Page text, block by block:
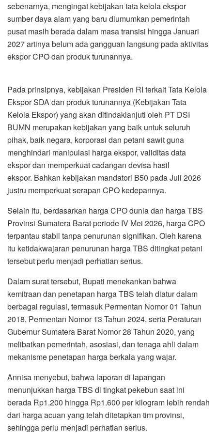
sebenarnya, mengingat kebijakan tata kelola ekspor
sumber daya alam yang baru diumumkan pemerintah
pusat masih berada dalam masa transisi hingga Januari
2027 artinya belum ada gangguan langsung pada aktivitas
ekspor CPO dan produk turunannya.
Pada prinsipnya, kebijakan Presiden RI terkait Tata Kelola
Ekspor SDA dan produk turunannya (Kebijakan Tata
Kelola Ekspor) yang akan ditindaklanjuti oleh PT DSI
BUMN merupakan kebijakan yang baik untuk seluruh
pihak, baik negara, korporasi dan petani sawit guna
menghindari manipulasi harga ekspor, validitas data
ekspor dan memperkuat cadangan devisa hasil
ekspor. Bahkan kebijakan mandatori B50 pada Juli 2026
justru memperkuat serapan CPO kedepannya.
Selain itu, berdasarkan harga CPO dunia dan harga TBS
Provinsi Sumatera Barat periode IV Mei 2026, harga CPO
terpantau stabil tanpa penurunan signifikan. Oleh karena
itu ketidakwajaran penurunan harga TBS ditingkat petani
tersebut perlu menjadi perhatian serius.
Dalam surat tersebut, Bupati menekankan bahwa
kemitraan dan penetapan harga TBS telah diatur dalam
berbagai regulasi, termasuk Permentan Nomor 01 Tahun
2018, Permentan Nomor 13 Tahun 2024, serta Peraturan
Gubernur Sumatera Barat Nomor 28 Tahun 2020, yang
melibatkan pemerintah, asosiasi, dan tenaga ahli dalam
mekanisme penetapan harga berkala yang wajar.
Annisa menyebut, bahwa laporan di lapangan
menunjukkan harga TBS di tingkat pekebun saat ini
berada Rp1.200 hingga Rp1.600 per kilogram lebih rendah
dari harga acuan yang telah ditetapkan tim provinsi,
sehingga perlu menjadi perhatian serius.